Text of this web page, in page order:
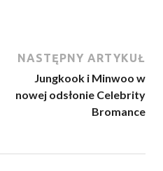
NASTĘPNY ARTYKUŁ
Jungkook i Minwoo w
nowej odsłonie Celebrity
Bromance